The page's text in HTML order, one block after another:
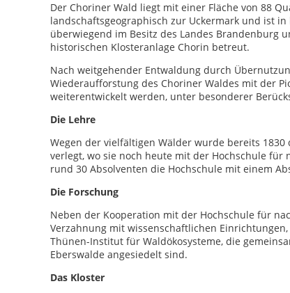
Der Choriner Wald liegt mit einer Fläche von 88
landschaftsgeographisch zur Uckermark und ist
überwiegend im Besitz des Landes Brandenburg
historischen Klosteranlage Chorin betreut.
Nach weitgehender Entwaldung durch
Wiederaufforstung des Choriner Waldes mit der
weiterentwickelt werden, unter besonderer
Die Lehre
Wegen der vielfältigen Wälder wurde bereits
verlegt, wo sie noch heute mit der Hochschule für
rund 30 Absolventen die Hochschule mit einem
Die Forschung
Neben der Kooperation mit der Hochschule für
Verzahnung mit wissenschaftlichen
Thünen-Institut für Waldökosysteme, die
Eberswalde angesiedelt sind.
Das Kloster